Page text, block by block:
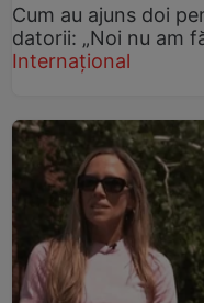
Cum au ajuns doi
datorii: „Noi nu am
Internațional